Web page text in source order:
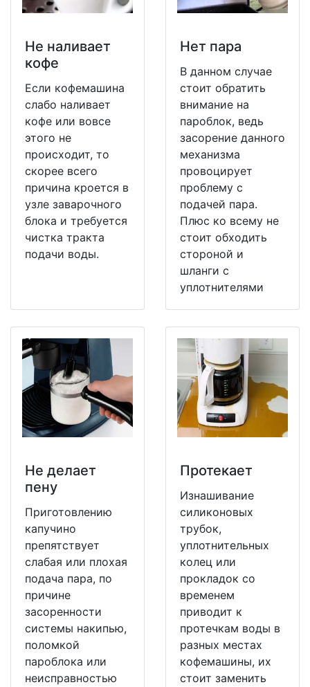
Не наливает
кофе
Если кофемашина
слабо наливает
кофе или вовсе
этого не
происходит, то
скорее всего
причина кроется в
узле заварочного
блока и требуется
чистка тракта
подачи воды.
Нет пара
В данном случае
стоит обратить
внимание на
пароблок, ведь
засорение данного
механизма
провоцирует
проблему с
подачей пара.
Плюс ко всему не
стоит обходить
стороной и
шланги с
уплотнителями
Не делает
пену
Приготовлению
капучино
препятствует
слабая или плохая
подача пара, по
причине
засоренности
системы накипью,
поломкой
пароблока или
неисправностью
Протекает
Изнашивание
силиконовых
трубок,
уплотнительных
колец или
прокладок со
временем
приводит к
протечкам воды в
разных местах
кофемашины, их
стоит заменить